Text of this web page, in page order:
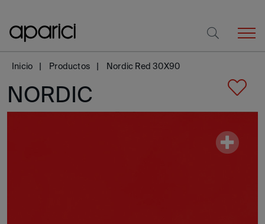
Inicio Productos Nordic Red 30X90
NORDIC